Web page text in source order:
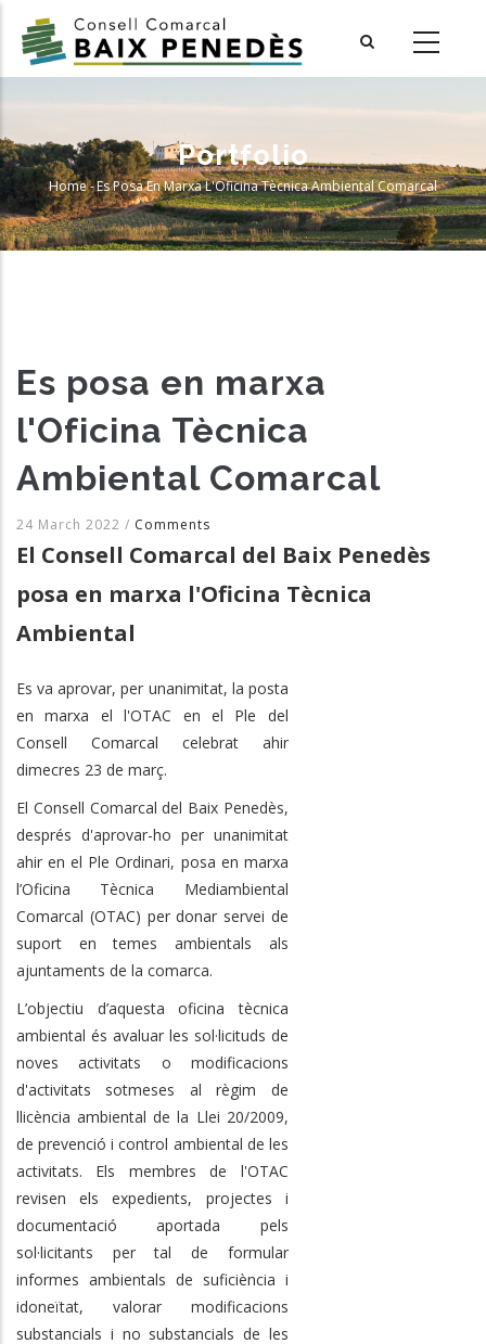
main
Portfolio
Breadcrumb
Home-Es Posa En Marxa L'Oficina Tècnica Ambiental Comarcal
Es posa en marxa
l'Oficina Tècnica
Ambiental Comarcal
24 March 2022 / Comments
El Consell Comarcal del Baix Penedès
posa en marxa l'Oficina Tècnica
Ambiental
Es va aprovar, per unanimitat, la posta
en marxa el l'OTAC en el Ple del
Consell Comarcal celebrat ahir
dimecres 23 de març.
El Consell Comarcal del Baix Penedès,
després d'aprovar-ho per unanimitat
ahir en el Ple Ordinari, posa en marxa
l’Oficina Tècnica Mediambiental
Comarcal (OTAC) per donar servei de
suport en temes ambientals als
ajuntaments de la comarca.
L’objectiu d’aquesta oficina tècnica
ambiental és avaluar les sol·licituds de
noves activitats o modificacions
d'activitats sotmeses al règim de
llicència ambiental de la Llei 20/2009,
de prevenció i control ambiental de les
activitats. Els membres de l'OTAC
revisen els expedients, projectes i
documentació aportada pels
sol·licitants per tal de formular
informes ambientals de suficiència i
idoneïtat, valorar modificacions
substancials i no substancials de les